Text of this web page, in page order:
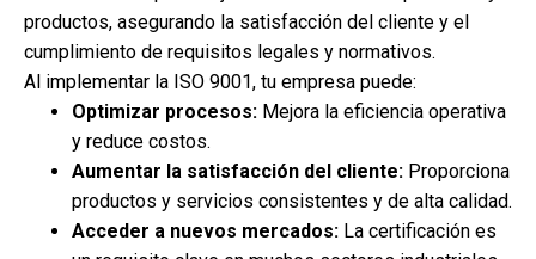
productos, asegurando la satisfacción del cliente y el
cumplimiento de requisitos legales y normativos.
Al implementar la ISO 9001, tu empresa puede:
Optimizar procesos: Mejora la eficiencia operativa
y reduce costos.
Aumentar la satisfacción del cliente: Proporciona
productos y servicios consistentes y de alta calidad.
Acceder a nuevos mercados: La certificación es